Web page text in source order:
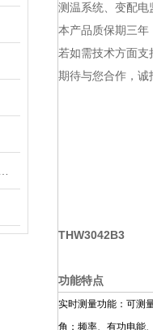
测温系统、变配电
本产品质保期三年
若如需技术方面
期待与您合作，
THW3042B3
功能特点
实时测量功能：可测
角；频率、有功电能